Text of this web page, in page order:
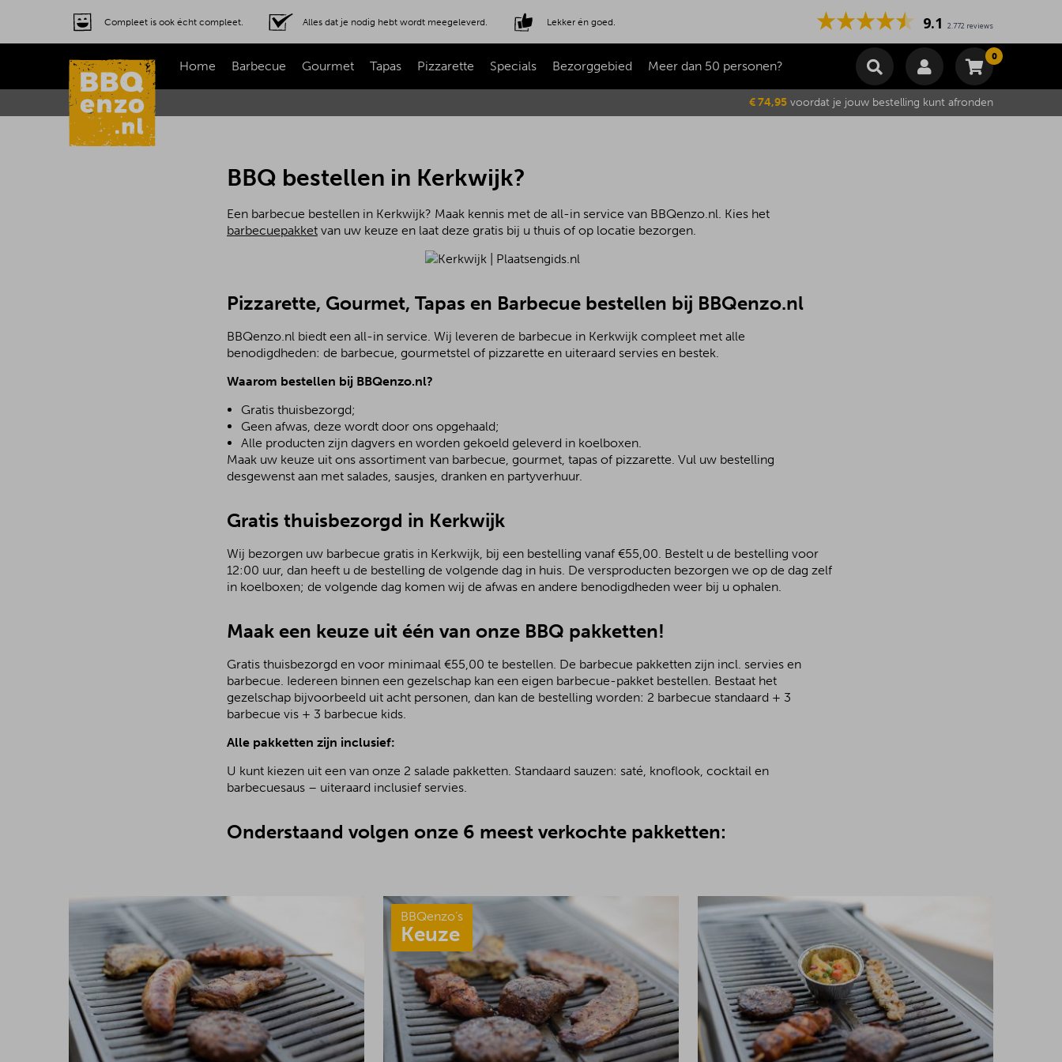
Compleet is ook écht compleet. Alles dat je nodig hebt wordt meegeleverd. Lekker én goed. 9.1 2.772 reviews
Home Barbecue Gourmet Tapas Pizzarette Specials Bezorggebied Meer dan 50 personen?
0
Winkelmand
Subtotaal €0,00
€ 74,95 voordat je jouw bestelling kunt afronden
BBQ bestellen in Kerkwijk?
Een barbecue bestellen in Kerkwijk? Maak kennis met de all-in service van BBQenzo.nl. Kies het
barbecuepakket van uw keuze en laat deze gratis bij u thuis of op locatie bezorgen.
Pizzarette, Gourmet, Tapas en Barbecue bestellen bij BBQenzo.nl
BBQenzo.nl biedt een all-in service. Wij leveren de barbecue in Kerkwijk compleet met alle
benodigdheden: de barbecue, gourmetstel of pizzarette en uiteraard servies en bestek.
Waarom bestellen bij BBQenzo.nl?
Gratis thuisbezorgd;
Geen afwas, deze wordt door ons opgehaald;
Alle producten zijn dagvers en worden gekoeld geleverd in koelboxen.
Maak uw keuze uit ons assortiment van barbecue, gourmet, tapas of pizzarette. Vul uw bestelling
desgewenst aan met salades, sausjes, dranken en partyverhuur.
Gratis thuisbezorgd in Kerkwijk
Wij bezorgen uw barbecue gratis in Kerkwijk, bij een bestelling vanaf €55,00. Bestelt u de bestelling voor
12:00 uur, dan heeft u de bestelling de volgende dag in huis. De versproducten bezorgen we op de dag zelf
in koelboxen; de volgende dag komen wij de afwas en andere benodigdheden weer bij u ophalen.
Maak een keuze uit één van onze BBQ pakketten!
Gratis thuisbezorgd en voor minimaal €55,00 te bestellen. De barbecue pakketten zijn incl. servies en
barbecue. Iedereen binnen een gezelschap kan een eigen barbecue-pakket bestellen. Bestaat het
gezelschap bijvoorbeeld uit acht personen, dan kan de bestelling worden: 2 barbecue standaard + 3
barbecue vis + 3 barbecue kids.
Alle pakketten zijn inclusief:
U kunt kiezen uit een van onze 2 salade pakketten. Standaard sauzen: saté, knoflook, cocktail en
barbecuesaus – uiteraard inclusief servies.
Onderstaand volgen onze 6 meest verkochte pakketten:
BBQenzo’s
Keuze